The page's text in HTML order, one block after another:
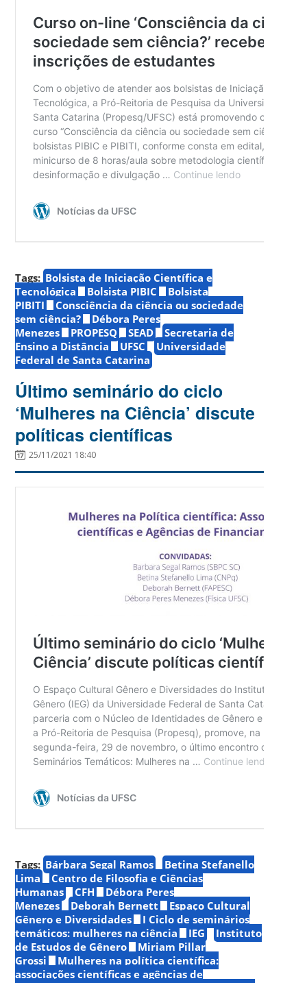
Tags: Bolsista de Iniciação Científica e
Tecnológica
Bolsista PIBIC
Bolsista
PIBITI
Consciência da ciência ou sociedade
sem ciência?
Débora Peres
Menezes
PROPESQ SEAD
Secretaria de
Ensino a Distância
UFSC
Universidade
Federal de Santa Catarina
Último seminário do ciclo
‘Mulheres na Ciência’ discute
políticas científicas
25/11/2021 18:40
Tags: Bárbara Segal Ramos
Betina Stefanello
Lima
Centro de Filosofia e Ciências
Humanas
CFH
Débora Peres
Menezes
Deborah Bernett
Espaço Cultural
Gênero e Diversidades
I Ciclo de seminários
temáticos: mulheres na ciência
IEG
Instituto
de Estudos de Gênero
Miriam Pillar
Grossi
Mulheres na política científica:
associações científicas e agências de